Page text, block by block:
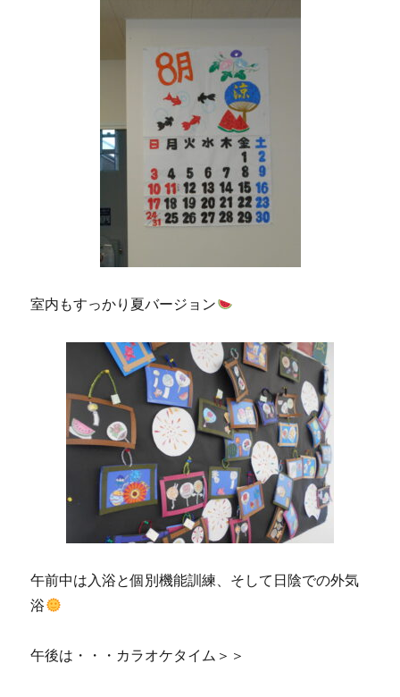
室内もすっかり夏バージョン
午前中は入浴と個別機能訓練、そして日陰での外気
浴
午後は・・・カラオケタイム＞＞